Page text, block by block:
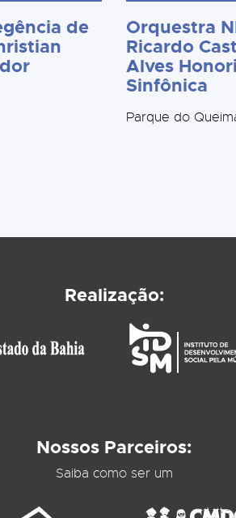
de
Orquestra
Ricardo
Alves
Sinfônica
Parque do
Realização:
Nossos Parceiros:
Saiba como ser um